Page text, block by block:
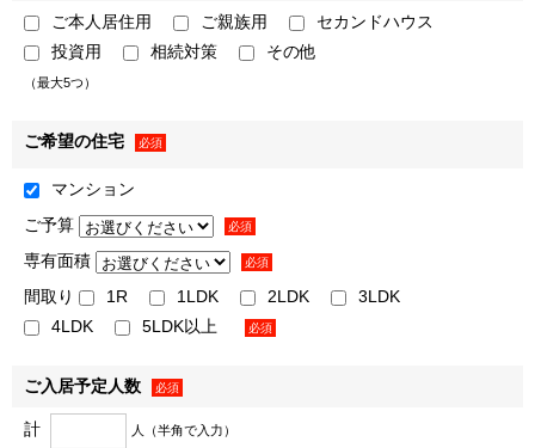
（本マンションの契約申込の有無が確定される前）
は、以下のお問合せ窓口にご連絡ください。
【電話】0120-321-979
※受付時間 午前10時～午後5時（火・水・木定休）
本マンション販売に係る個人情報の管理責任者
三井不動産レジデンシャル株式会社
ご本人居住用 ご親族用
セカンドハウス
投資用
相続対策 その他
（最大5つ）
ご希望の住宅 必須
マンション
ご予算
必須
専有面積 必須
間取り 1R 1LDK 2LDK
3LDK
4LDK
5LDK以上 必須
ご入居予定人数 必須
計 人（半角で入力）